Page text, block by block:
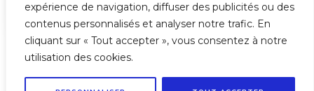
expérience de navigation, diffuser des publicités ou des
contenus personnalisés et analyser notre trafic. En
cliquant sur « Tout accepter », vous consentez à notre
utilisation des cookies.